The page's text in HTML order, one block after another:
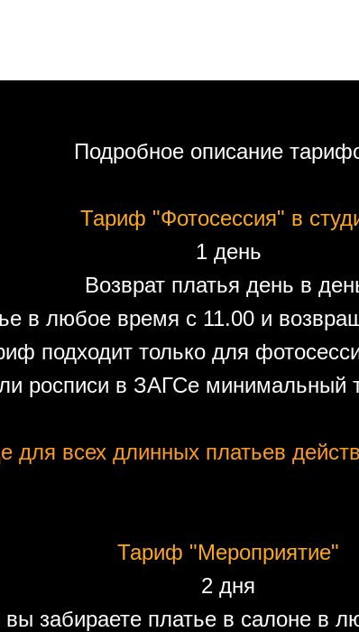
Подробное описание
Тариф "Фотосессия" в
1 день
Возврат платья день в
в любое время с 11.00 и
подходит только для
росписи в ЗАГСе минимальный
для всех длинных платьев
Тариф "Мероприятие"
2 дня
забираете платье в салоне в